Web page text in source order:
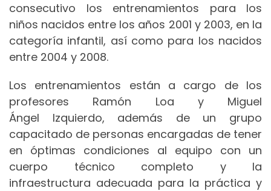
consecutivo los entrenamientos para los
niños nacidos entre los años 2001 y 2003, en la
categoría infantil, así como para los nacidos
entre 2004 y 2008.
Los entrenamientos están a cargo de los
profesores Ramón Loa y Miguel
Ángel Izquierdo, además de un grupo
capacitado de personas encargadas de tener
en óptimas condiciones al equipo con un
cuerpo técnico completo y la
infraestructura adecuada para la práctica y